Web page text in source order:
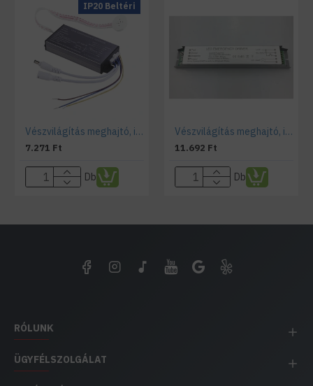
IP20 Beltéri
Vészvilágítás meghajtó, inverter LED panelekhez teszt gombbal, jelző lámpával (3-40 Watt)
7.271 Ft
Db
Vészvilágítás meghajtó, inverter LED fénycsövekhez és LED panelekhez (5-20 Watt)
11.692 Ft
Db
RÓLUNK
ÜGYFÉLSZOLGÁLAT